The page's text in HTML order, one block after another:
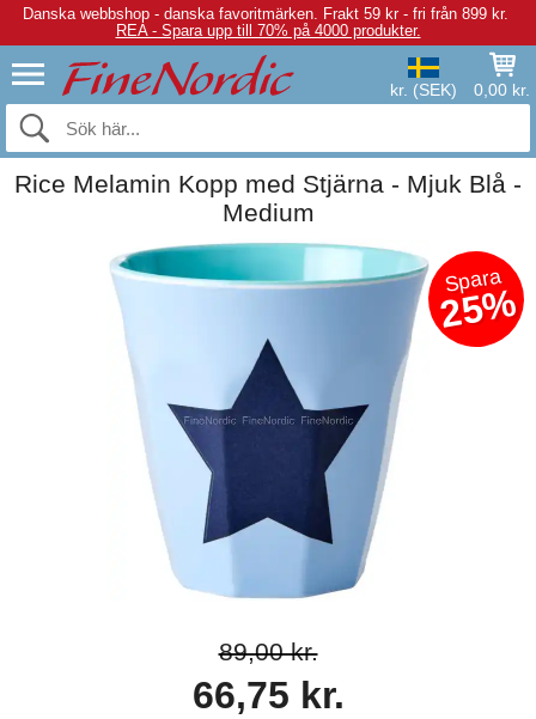
Danska webbshop - danska favoritmärken. Frakt 59 kr - fri från 899 kr.
REA - Spara upp till 70% på 4000 produkter.
kr. (SEK) 0,00 kr.
Rice Melamin Kopp med Stjärna - Mjuk Blå -
Medium
Spara
25%
89,00 kr.
66,75 kr.